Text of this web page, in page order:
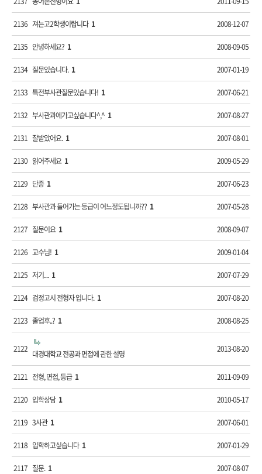
2136 져는고2학생이랍니다 1 2008-12-07
2135 안녕하세요? 1 2008-09-05
2134 질문있습니다. 1 2007-01-19
2133 특전부사관질문있습니다! 1 2007-06-21
2132 부사관과에가고싶습니다^,^ 1 2007-08-27
2131 잘받았어요. 1 2007-08-01
2130 읽어주세요 1 2009-05-29
2129 단증 1 2007-06-23
2128 부사관과 들어가는 등급이 어느정도됩니까?? 1 2007-05-28
2127 질문이요 1 2008-09-07
2126 교수님! 1 2009-01-04
2125 저기.... 1 2007-07-29
2124 검정고시 전형자 입니다. 1 2007-08-20
2123 졸업후..? 1 2008-08-25
2122 대경대학교 전공과 면접에 관한 설명 2013-08-20
2121 전형, 면접, 등급 1 2011-09-09
2120 입학상담 1 2010-05-17
2119 3사관 1 2007-06-01
2118 입학하고싶습니다 1 2007-01-29
2117 질문. 1 2007-08-07